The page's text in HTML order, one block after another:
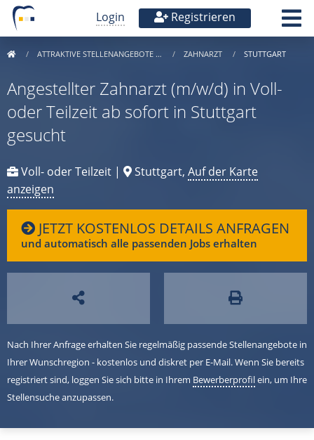
Login Registrieren
ATTRAKTIVE STELLENANGEBOTE … ZAHNARZT STUTTGART
Angestellter Zahnarzt (m/w/d) in Voll-
oder Teilzeit ab sofort in Stuttgart
gesucht
Voll- oder Teilzeit | Stuttgart, Auf der Karte
anzeigen
JETZT KOSTENLOS DETAILS ANFRAGEN
und automatisch alle passenden Jobs erhalten
Nach Ihrer Anfrage erhalten Sie regelmäßig passende Stellenangebote in
Ihrer Wunschregion - kostenlos und diskret per E-Mail. Wenn Sie bereits
registriert sind, loggen Sie sich bitte in Ihrem Bewerberprofilein, um Ihre
Stellensuche anzupassen.